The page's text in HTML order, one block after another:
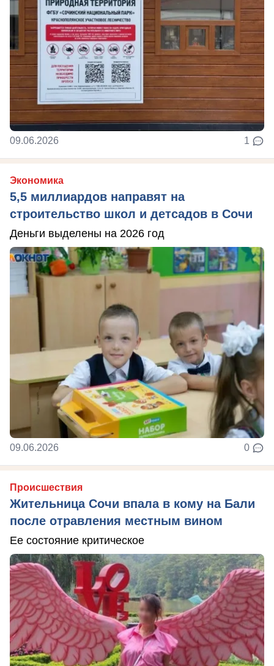
09.06.2026 1
Экономика
5,5 миллиардов направят на
строительство школ и детсадов в Сочи
Деньги выделены на 2026 год
09.06.2026 0
Происшествия
Жительница Сочи впала в кому на Бали
после отравления местным вином
Ее состояние критическое